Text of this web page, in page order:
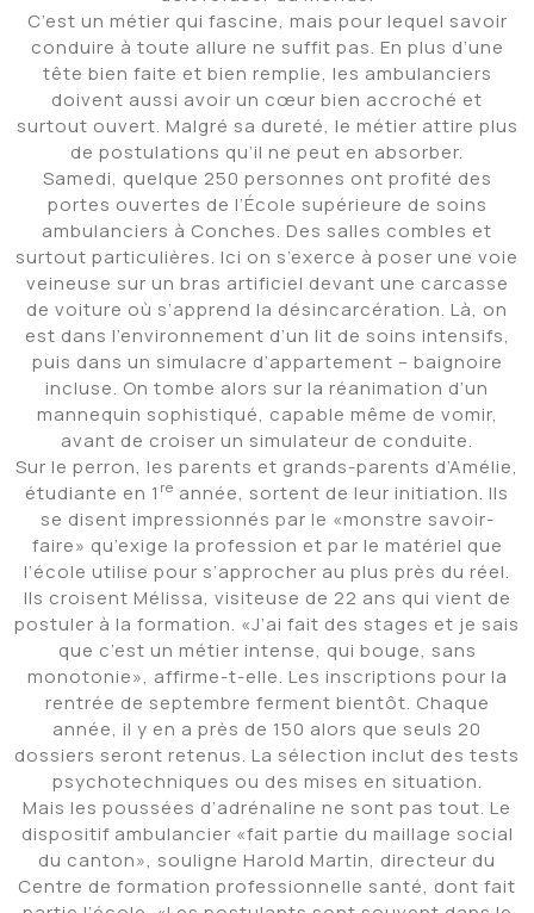
C’est un métier qui fascine, mais pour lequel savoir
conduire à toute allure ne suffit pas. En plus d’une
tête bien faite et bien remplie, les ambulanciers
doivent aussi avoir un cœur bien accroché et
surtout ouvert. Malgré sa dureté, le métier attire plus
de postulations qu’il ne peut en absorber.
Samedi, quelque 250 personnes ont profité des
portes ouvertes de l’École supérieure de soins
ambulanciers à Conches. Des salles combles et
surtout particulières. Ici on s’exerce à poser une voie
veineuse sur un bras artificiel devant une carcasse
de voiture où s’apprend la désincarcération. Là, on
est dans l’environnement d’un lit de soins intensifs,
puis dans un simulacre d’appartement – baignoire
incluse. On tombe alors sur la réanimation d’un
mannequin sophistiqué, capable même de vomir,
avant de croiser un simulateur de conduite.
Sur le perron, les parents et grands-parents d’Amélie,
étudiante en 1 re année, sortent de leur initiation. Ils
se disent impressionnés par le «monstre savoir-
faire» qu’exige la profession et par le matériel que
l’école utilise pour s’approcher au plus près du réel.
Ils croisent Mélissa, visiteuse de 22 ans qui vient de
postuler à la formation. «J’ai fait des stages et je sais
que c’est un métier intense, qui bouge, sans
monotonie», affirme-t-elle. Les inscriptions pour la
rentrée de septembre ferment bientôt. Chaque
année, il y en a près de 150 alors que seuls 20
dossiers seront retenus. La sélection inclut des tests
psychotechniques ou des mises en situation.
Mais les poussées d’adrénaline ne sont pas tout. Le
dispositif ambulancier «fait partie du maillage social
du canton», souligne Harold Martin, directeur du
Centre de formation professionnelle santé, dont fait